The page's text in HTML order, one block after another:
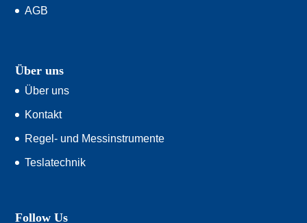
AGB
Über uns
Über uns
Kontakt
Regel- und Messinstrumente
Teslatechnik
Follow Us